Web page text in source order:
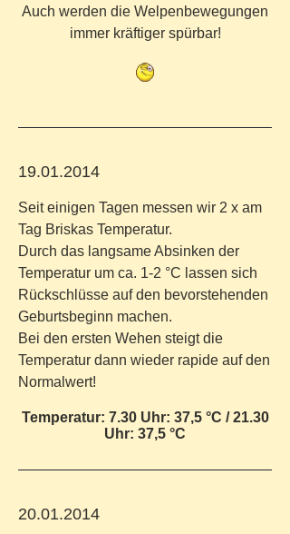
Auch werden die Welpenbewegungen
immer kräftiger spürbar!
19.01.2014
Seit einigen Tagen messen wir 2 x am
Tag Briskas Temperatur.
Durch das langsame Absinken der
Temperatur um ca. 1-2 °C lassen sich
Rückschlüsse auf den bevorstehenden
Geburtsbeginn machen.
Bei den ersten Wehen steigt die
Temperatur dann wieder rapide auf den
Normalwert!
Temperatur: 7.30 Uhr: 37,5 °C / 21.30
Uhr: 37,5 °C
20.01.2014